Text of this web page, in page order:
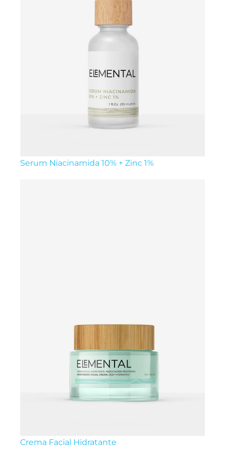
Serum Niacinamida 10% + Zinc 1%
Crema Facial Hidratante